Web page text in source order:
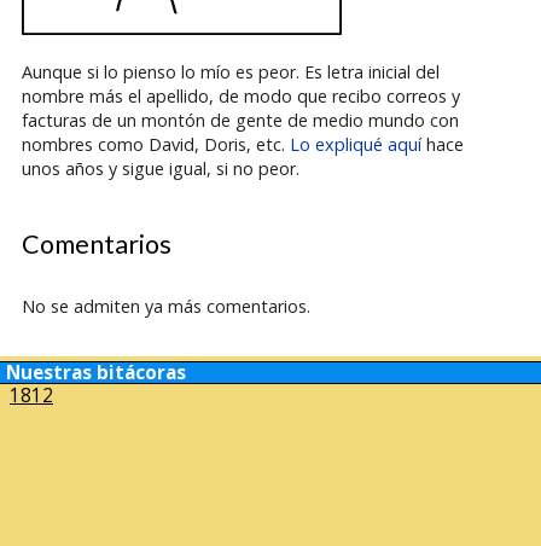
Aunque si lo pienso lo mío es peor. Es letra inicial del
nombre más el apellido, de modo que recibo correos y
facturas de un montón de gente de medio mundo con
nombres como David, Doris, etc. Lo expliqué aquíhace
unos años y sigue igual, si no peor.
Comentarios
No se admiten ya más comentarios.
Nuestras bitácoras
1812